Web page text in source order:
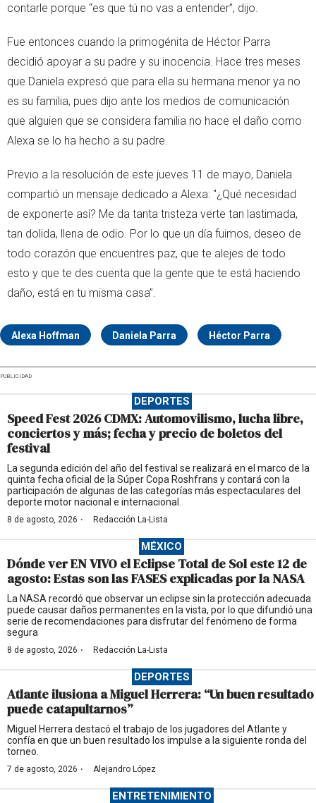
contarle porque “es que tú no vas a entender”, dijo.
Fue entonces cuando la primogénita de Héctor Parra
decidió apoyar a su padre y su inocencia. Hace tres meses
que Daniela expresó que para ella su hermana menor ya no
es su familia, pues dijo ante los medios de comunicación
que alguien que se considera familia no hace el daño como
Alexa se lo ha hecho a su padre.
Previo a la resolución de este jueves 11 de mayo, Daniela
compartió un mensaje dedicado a Alexa: "¿Qué necesidad
de exponerte así? Me da tanta tristeza verte tan lastimada,
tan dolida, llena de odio. Por lo que un día fuimos, deseo de
todo corazón que encuentres paz, que te alejes de todo
esto y que te des cuenta que la gente que te está haciendo
daño, está en tu misma casa”.
Alexa Hoffman Daniela Parra Héctor Parra
PUBLICIDAD
DEPORTES
Speed Fest 2026 CDMX: Automovilismo, lucha libre,
conciertos y más; fecha y precio de boletos del
festival
La segunda edición del año del festival se realizará en el marco de la
quinta fecha oficial de la Súper Copa Roshfrans y contará con la
participación de algunas de las categorías más espectaculares del
deporte motor nacional e internacional.
8 de agosto, 2026 · Redacción La-Lista
MÉXICO
Dónde ver EN VIVO el Eclipse Total de Sol este 12 de
agosto: Estas son las FASES explicadas por la NASA
La NASA recordó que observar un eclipse sin la protección adecuada
puede causar daños permanentes en la vista, por lo que difundió una
serie de recomendaciones para disfrutar del fenómeno de forma
segura
8 de agosto, 2026 · Redacción La-Lista
DEPORTES
Atlante ilusiona a Miguel Herrera: “Un buen resultado
puede catapultarnos”
Miguel Herrera destacó el trabajo de los jugadores del Atlante y
confía en que un buen resultado los impulse a la siguiente ronda del
torneo.
7 de agosto, 2026 · Alejandro López
ENTRETENIMIENTO